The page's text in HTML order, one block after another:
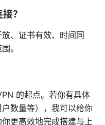
？
、证书有效、时间同
。
的起点。若你有具体
数量等），我可以给你
更高效地完成搭建与上